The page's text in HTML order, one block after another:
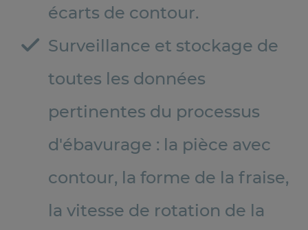
écarts de contour.
Surveillance et stockage de
toutes les données
pertinentes du processus
d'ébavurage : la pièce avec
contour, la forme de la fraise,
la vitesse de rotation de la